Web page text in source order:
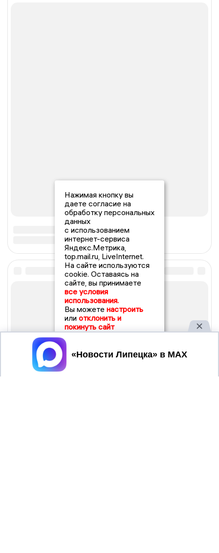
Нажимая кнопку вы
даете согласие на
обработку персональных
данных
с использованием
интернет-сервиса
Яндекс.Метрика,
top.mail.ru, LiveInternet.
На сайте используются
cookie. Оставаясь на
сайте, вы принимаете
все условия
использования.
Вы можете настроить
или отклонить и
покинуть сайт
Принять